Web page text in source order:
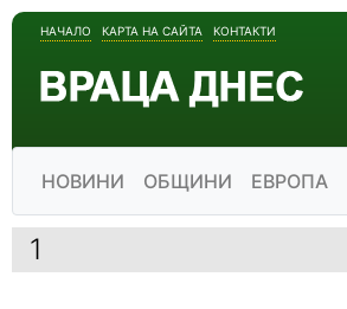
НАЧАЛО КАРТА НА САЙТА КОНТАКТИ
НОВИНИ ОБЩИНИ ЕВРОПА
1